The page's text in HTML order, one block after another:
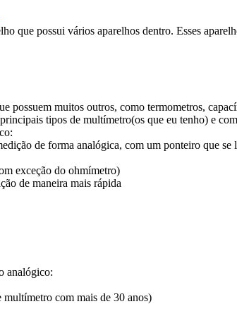
que possui vários aparelhos dentro. Esses
possuem muitos outros, como termometros,
tipos de multímetro(os que eu tenho) e
de forma analógica, com um ponteiro que se
exceção do ohmímetro)
de maneira mais rápida
analógico:
multímetro com mais de 30 anos)